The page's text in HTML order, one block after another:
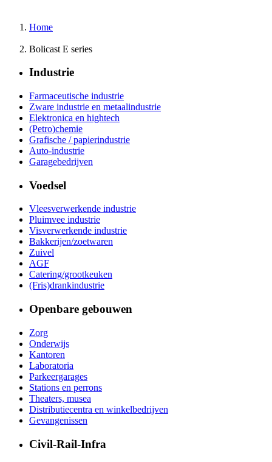
Home
Bolicast E series
Industrie
Farmaceutische industrie
Zware industrie en metaalindustrie
Elektronica en hightech
(Petro)chemie
Grafische / papierindustrie
Auto-industrie
Garagebedrijven
Voedsel
Vleesverwerkende industrie
Pluimvee industrie
Visverwerkende industrie
Bakkerijen/zoetwaren
Zuivel
AGF
Catering/grootkeuken
(Fris)drankindustrie
Openbare gebouwen
Zorg
Onderwijs
Kantoren
Laboratoria
Parkeergarages
Stations en perrons
Theaters, musea
Distributiecentra en winkelbedrijven
Gevangenissen
Civil-Rail-Infra